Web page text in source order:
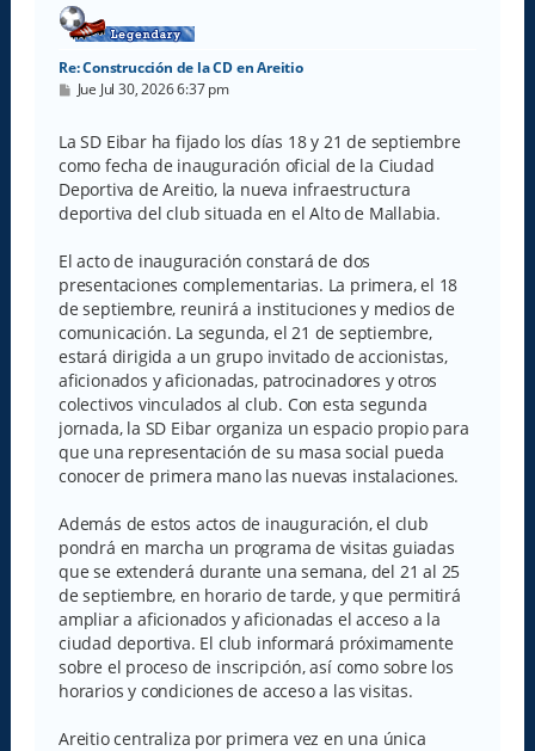
Re: Construcción de la CD en Areitio
M
s
a
j
e
Jue Jul 30, 2026 6:37 pm
La SD Eibar ha fijado los días 18 y 21 de septiembre
como fecha de inauguración oficial de la Ciudad
Deportiva de Areitio, la nueva infraestructura
deportiva del club situada en el Alto de Mallabia.
El acto de inauguración constará de dos
presentaciones complementarias. La primera, el 18
de septiembre, reunirá a instituciones y medios de
comunicación. La segunda, el 21 de septiembre,
estará dirigida a un grupo invitado de accionistas,
aficionados y aficionadas, patrocinadores y otros
colectivos vinculados al club. Con esta segunda
jornada, la SD Eibar organiza un espacio propio para
que una representación de su masa social pueda
conocer de primera mano las nuevas instalaciones.
Además de estos actos de inauguración, el club
pondrá en marcha un programa de visitas guiadas
que se extenderá durante una semana, del 21 al 25
de septiembre, en horario de tarde, y que permitirá
ampliar a aficionados y aficionadas el acceso a la
ciudad deportiva. El club informará próximamente
sobre el proceso de inscripción, así como sobre los
horarios y condiciones de acceso a las visitas.
Areitio centraliza por primera vez en una única